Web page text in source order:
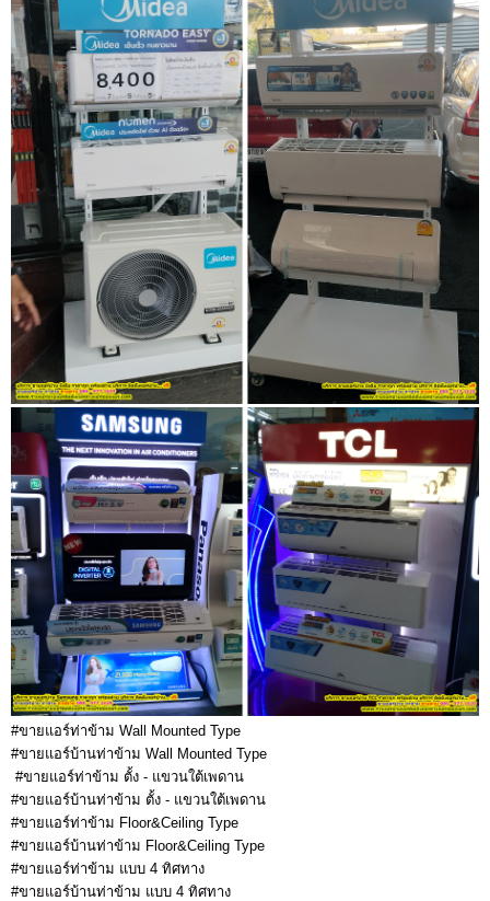
#ขายแอร์ท่าข้าม Wall Mounted Type
#ขายแอร์บ้านท่าข้าม Wall Mounted Type
#ขายแอร์ท่าข้าม ตั้ง - แขวนใต้เพดาน
#ขายแอร์บ้านท่าข้าม ตั้ง - แขวนใต้เพดาน
#ขายแอร์ท่าข้าม Floor&Ceiling Type
#ขายแอร์บ้านท่าข้าม Floor&Ceiling Type
#ขายแอร์ท่าข้าม แบบ 4 ทิศทาง
#ขายแอร์บ้านท่าข้าม แบบ 4 ทิศทาง